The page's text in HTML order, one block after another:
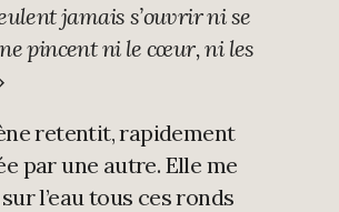
jamais s’ouvrir ni se
pincent ni le cœur, ni les
retentit, rapidement
par une autre. Elle me
l’eau tous ces ronds